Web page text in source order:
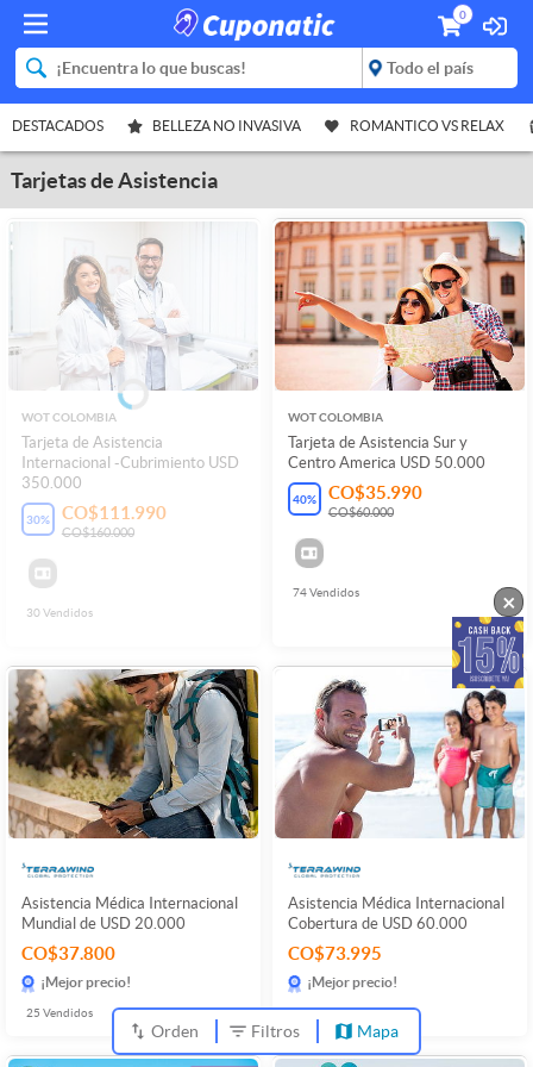
0
DESTACADOS BELLEZA NO INVASIVA ROMANTICO VS RELAX
Tarjetas de Asistencia
WOT COLOMBIA
Tarjeta de Asistencia
Internacional -Cubrimiento USD
350.000
30% CO$111.990
CO$160.000
30Vendidos
WOT COLOMBIA
Tarjeta de Asistencia Sur y
Centro America USD 50.000
40% CO$35.990
CO$60.000
74Vendidos
Asistencia Médica Internacional
Mundial de USD 20.000
CO$37.800
¡Mejor precio!
25 Vendidos
Asistencia Médica Internacional
Cobertura de USD 60.000
CO$73.995
¡Mejor precio!
22Vendidos
Orden Filtros Mapa
×